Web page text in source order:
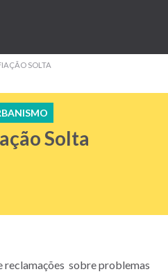
SOLTA
Solta
reclamações sobre problemas